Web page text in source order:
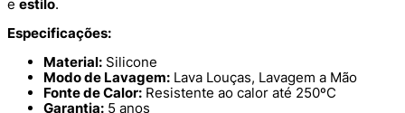
e estilo.
Especificações:
Material: Silicone
Modo de Lavagem: Lava Louças, Lavagem a Mão
Fonte de Calor: Resistente ao calor até 250ºC
Garantia: 5 anos